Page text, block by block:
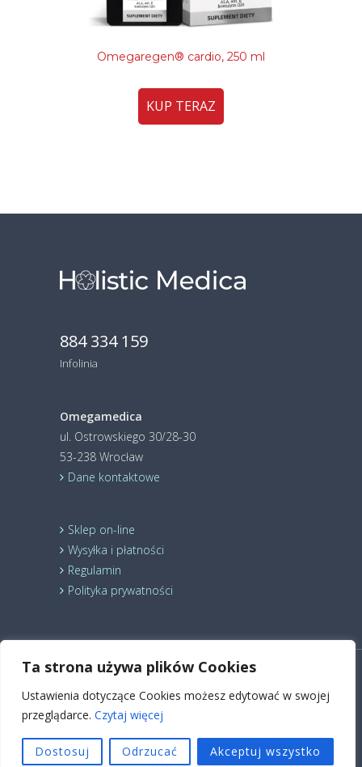
Ta strona używa plików Cookies
Ustawienia dotyczące Cookies możesz edytować w swojej
przeglądarce. Czytaj więcej
Dostosuj Odrzucać Akceptuj wszystko
Omegaregen® cardio, 250 ml
KUP TERAZ
884 334 159
Infolinia
Omegamedica
ul. Ostrowskiego 30/28-30
53-238 Wrocław
Dane kontaktowe
Sklep on-line
Wysyłka i płatności
Regulamin
Polityka prywatności
zastrzeżone.Suplement dietyKardiosuplement
NutrikosmetykKwasy Omega 3